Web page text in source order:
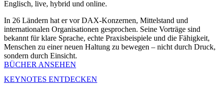
Englisch, live, hybrid und online.
In 26 Ländern hat er vor DAX-Konzernen, Mittelstand und
internationalen Organisationen gesprochen. Seine Vorträge sind
bekannt für klare Sprache, echte Praxisbeispiele und die Fähigkeit,
Menschen zu einer neuen Haltung zu bewegen – nicht durch Druck,
sondern durch Einsicht.
BÜCHER ANSEHEN
KEYNOTES ENTDECKEN